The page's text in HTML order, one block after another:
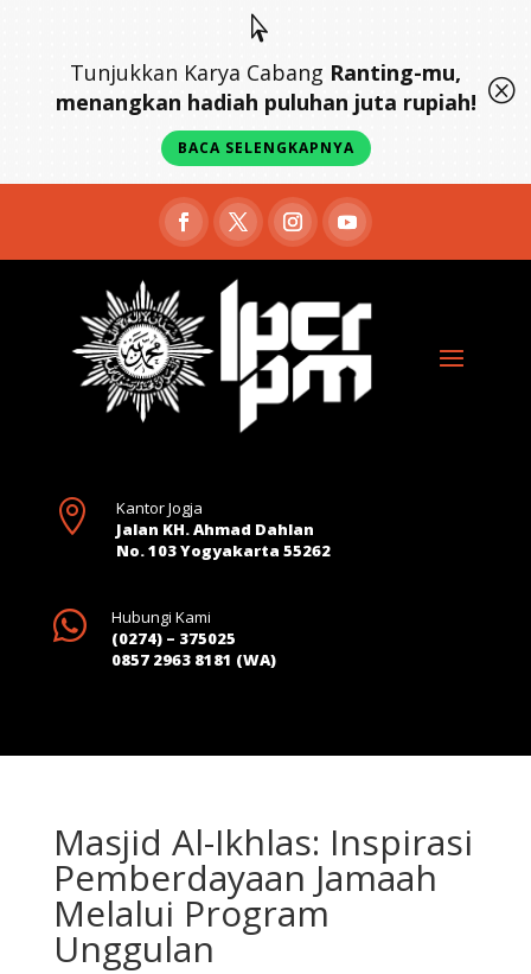

Tunjukkan Karya Cabang Ranting-mu,
menangkan hadiah puluhan juta rupiah!
BACA SELENGKAPNYA
Q

Kantor Jogja
Jalan KH. Ahmad Dahlan
No. 103 Yogyakarta 55262

Hubungi Kami
(0274) – 375025
0857 2963 8181 (WA)
Masjid Al-Ikhlas: Inspirasi
Pemberdayaan Jamaah
Melalui Program
Unggulan